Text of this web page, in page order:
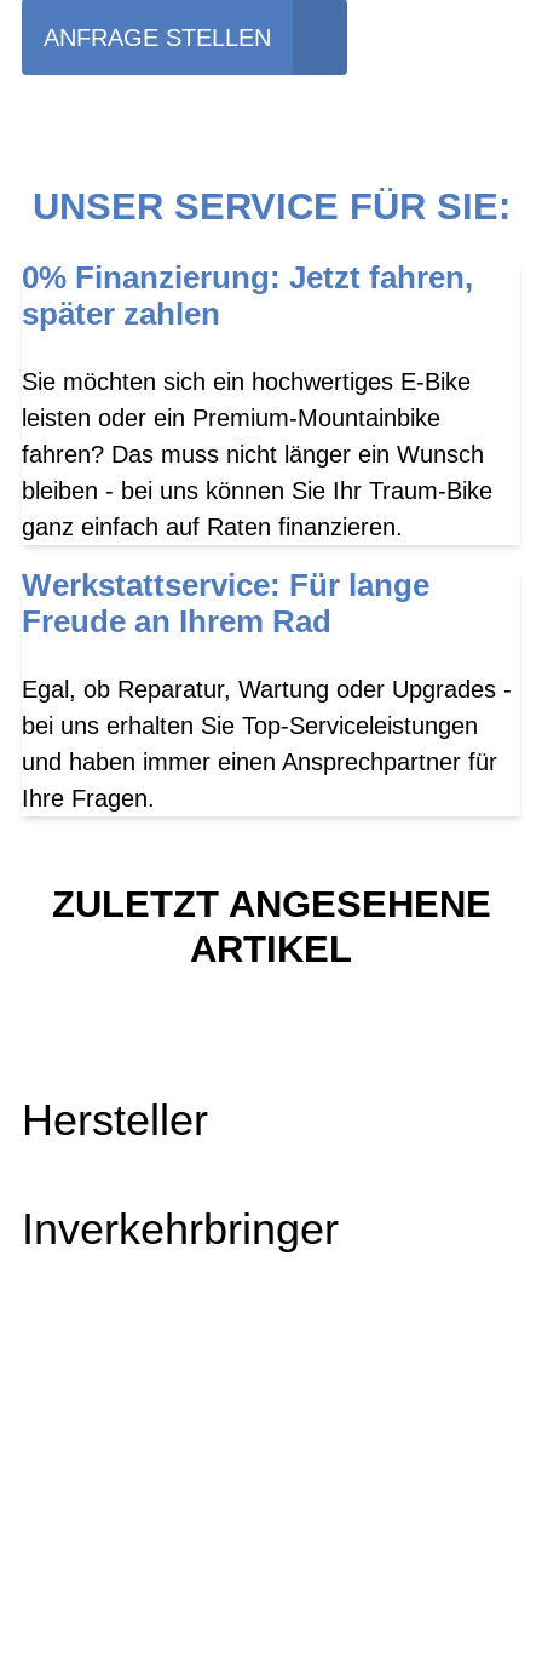
ANFRAGE STELLEN
UNSER SERVICE FÜR SIE:
0% Finanzierung: Jetzt fahren,
später zahlen
Sie möchten sich ein hochwertiges E-Bike
leisten oder ein Premium-Mountainbike
fahren? Das muss nicht länger ein Wunsch
bleiben - bei uns können Sie Ihr Traum-Bike
ganz einfach auf Raten finanzieren.
Werkstattservice: Für lange
Freude an Ihrem Rad
Egal, ob Reparatur, Wartung oder Upgrades -
bei uns erhalten Sie Top-Serviceleistungen
und haben immer einen Ansprechpartner für
Ihre Fragen.
ZULETZT ANGESEHENE
ARTIKEL
Hersteller
Inverkehrbringer